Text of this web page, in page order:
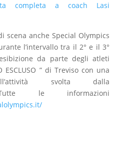
completa a coach Lasi
scena anche Special Olympics
l’intervallo tra il 2° e il 3°
da parte degli atleti
ESCLUSO ” di Treviso con una
svolta dalla
Tutte le informazioni